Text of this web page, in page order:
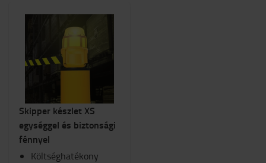
Skipper készlet XS
egységgel és biztonsági
fénnyel
Költséghatékony